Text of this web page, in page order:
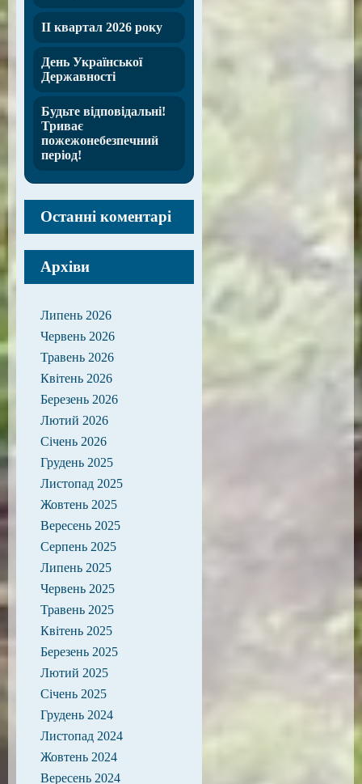
ІІ квартал 2026 року
День Української
Державності
Будьте відповідальні!
Триває
пожежонебезпечний
період!
Останні коментарі
Архіви
Липень 2026
Червень 2026
Травень 2026
Квітень 2026
Березень 2026
Лютий 2026
Січень 2026
Грудень 2025
Листопад 2025
Жовтень 2025
Вересень 2025
Серпень 2025
Липень 2025
Червень 2025
Травень 2025
Квітень 2025
Березень 2025
Лютий 2025
Січень 2025
Грудень 2024
Листопад 2024
Жовтень 2024
Вересень 2024